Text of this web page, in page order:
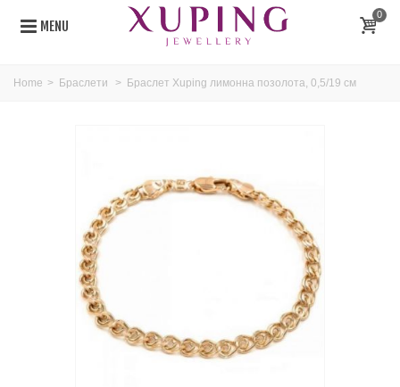
MENU
0
Home > Браслети > Браслет Xuping лимонна позолота, 0,5/19 см